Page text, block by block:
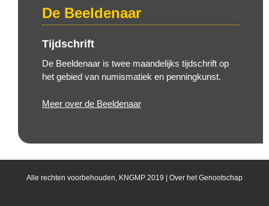
De Beeldenaar
Tijdschrift
De Beeldenaar is twee maandelijks tijdschrift op
het gebied van numismatiek en penningkunst.
Meer over de Beeldenaar
Alle rechten voorbehouden, KNGMP 2019 | Over het Genootschap